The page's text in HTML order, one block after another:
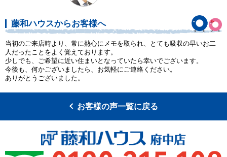
藤和ハウスからお客様へ
当初のご来店時より、常に熱心にメモを取られ、とても吸収の早いお二
人だったことをよく覚えております。
少しでも、ご希望に近い住まいとなっていたら幸いでございます。
今後も、何かございましたら、お気軽にご連絡ください。
ありがとうございました。
お客様の声一覧に戻る